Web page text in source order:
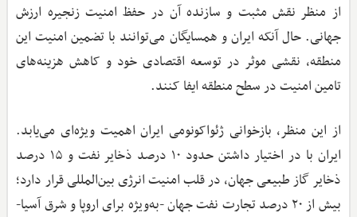
از منظر نقش مثبت و سازنده آن در حفظ امنیت زنجیره ارزش
جهانی. حال آنکه ایران و همسایگان می‌توانند با تضمین امنیت این
منطقه، نقشی موثر در توسعه اقتصادی خود و کاهش هزینه‌های
تامین امنیت در سطح منطقه ایفا کنند.
از این منظر، بازخوانی ژئواکونومی ایران اهمیت ویژه‌ای می‌یابد.
ایران با در اختیار داشتن حدود ۱۰ درصد ذخایر نفت و ۱۵ درصد
ذخایر گاز طبیعی جهان، در قلب امنیت انرژی بین‌المللی قرار دارد؛
بیش از ۲۰ درصد تجارت نفت جهان -به‌ویژه برای اروپا و شرق آسیا-